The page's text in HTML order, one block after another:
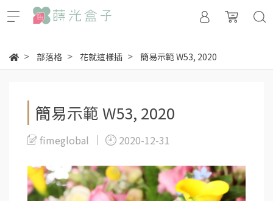
部落格 花就這樣插 簡易示範 W53, 2020
簡易示範 W53, 2020
fimeglobal 2020-12-31